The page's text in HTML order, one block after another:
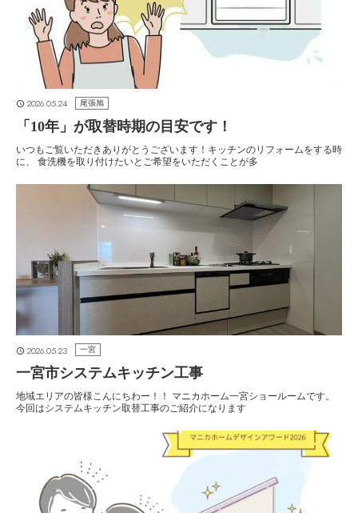
2026.05.24 尾張旭
「10年」が取替時期の目安です！
いつもご覧いただきありがとうございます！キッチンのリフォームをする時
に、 食洗機を取り付けたいとご希望をいただくことが多
2026.05.23 一宮
一宮市システムキッチン工事
地域エリアの皆様こんにちわー！！ マニカホーム一宮ショールームです。
今回はシステムキッチン取替工事のご紹介になります